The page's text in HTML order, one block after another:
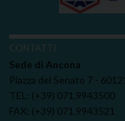
CONTATTI
Sede di Ancona
Piazza del Senato 7 -
TEL: (+39) 071.9943500
FAX: (+39) 071.9943521